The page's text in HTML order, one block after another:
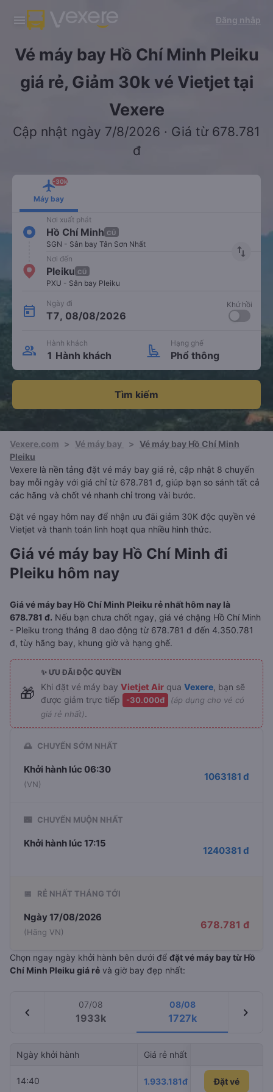
Tải app Vexere ngay!
Nhận ưu đãi thành viên độc
Mở app
Tải app Vexere
-30k/ghế khi đặt vé máy bay qua
Mở app
Đăng nhập
Vé máy bay Hồ Chí Minh Pleiku
giá rẻ, Giảm 30k vé Vietjet tại
Vexere
Cập nhật ngày 7/8/2026 · Giá từ 678.781
đ
Máy bay
-30k
Nơi xuất phát
Hồ Chí Minh CŨ
SGN - Sân bay Tân Sơn Nhất
import_export
Nơi đến
Pleiku CŨ
PXU - Sân bay Pleiku
Ngày đi
T7, 08/08/2026
Khứ hồi
Hành khách
1 Hành khách
Hạng ghế
Phổ thông
Tìm kiếm
Vexere.com > Vé máy bay > Vé máy bay Hồ Chí Minh
Pleiku
Vexere là nền tảng đặt vé máy bay giá rẻ, cập nhật 8 chuyến
bay mỗi ngày với giá chỉ từ 678.781 đ, giúp bạn so sánh tất cả
các hãng và chốt vé nhanh chỉ trong vài bước.
Đặt vé ngay hôm nay để nhận ưu đãi giảm 30K độc quyền vé
Vietjet và thanh toán linh hoạt qua nhiều hình thức.
Giá vé máy bay Hồ Chí Minh đi
Pleiku hôm nay
Giá vé máy bay Hồ Chí Minh Pleiku rẻ nhất hôm nay là
678.781 đ. Nếu bạn chưa chốt ngay, giá vé chặng Hồ Chí Minh
- Pleiku trong tháng 8 dao động từ 678.781 đ đến 4.350.781
đ, tùy hãng bay, khung giờ và hạng ghế.
🎁
✨ ƯU ĐÃI ĐỘC QUYỀN
Khi đặt vé máy bay Vietjet Air qua Vexere , bạn sẽ
được giảm trực tiếp
-30.000đ
(áp dụng cho vé có
giá rẻ nhất).
🌅 CHUYẾN SỚM NHẤT
Khởi hành lúc 06:30
(VN)
1063181 đ
🌃 CHUYẾN MUỘN NHẤT
Khởi hành lúc 17:15
1240381 đ
📅 RẺ NHẤT THÁNG TỚI
Ngày 17/08/2026
(Hãng VN)
678.781 đ
Chọn ngay ngày khởi hành bên dưới để đặt vé máy bay từ Hồ
Chí Minh Pleiku giá rẻ và giờ bay đẹp nhất:
chevron_left
07/08
1933k
08/08
1727k chevron_right
Ngày khởi hành Giá rẻ nhất
14:40 1.933.181đ Đặt vé